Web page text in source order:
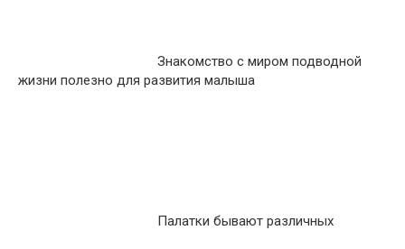
Знакомство с миром подводной
жизни полезно для развития малыша
Палатки бывают различных